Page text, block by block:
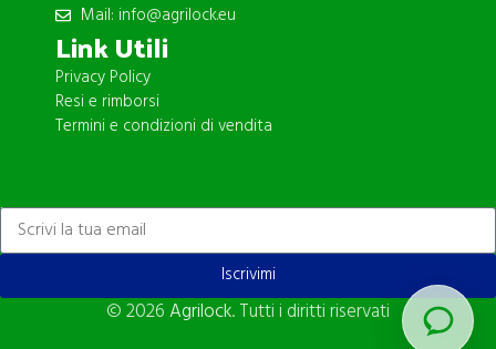
Mail: info@agrilock.eu
Link Utili
Privacy Policy
Resi e rimborsi
Termini e condizioni di vendita
ISCRIVITI ALLA NEWSLETTER
Iscrivimi
© 2026Agrilock. Tutti i diritti riservati